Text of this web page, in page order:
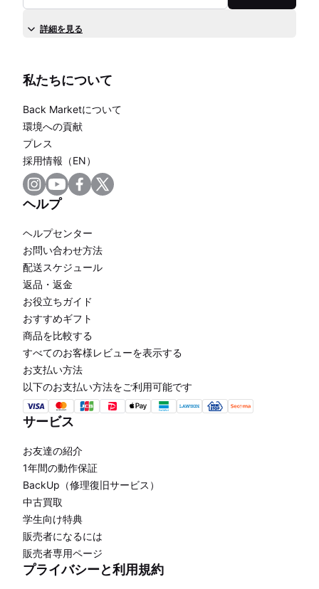
詳細を見る
私たちについて
Back Marketについて
環境への貢献
プレス
採用情報（EN）
ヘルプ
ヘルプセンター
お問い合わせ方法
配送スケジュール
返品・返金
お役立ちガイド
おすすめギフト
商品を比較する
すべてのお客様レビューを表示する
お支払い方法
以下のお支払い方法をご利用可能です
サービス
お友達の紹介
1年間の動作保証
BackUp（修理復旧サービス）
中古買取
学生向け特典
販売者になるには
販売者専用ページ
プライバシーと利用規約